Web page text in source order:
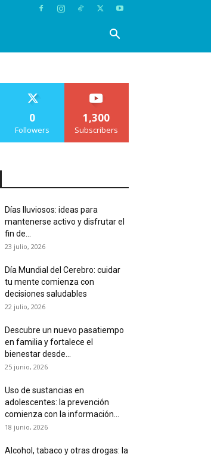
0
Followers
1,300
Subscribers
Días lluviosos: ideas para
mantenerse activo y disfrutar el
fin de...
23 julio, 2026
Día Mundial del Cerebro: cuidar
tu mente comienza con
decisiones saludables
22 julio, 2026
Descubre un nuevo pasatiempo
en familia y fortalece el
bienestar desde...
25 junio, 2026
Uso de sustancias en
adolescentes: la prevención
comienza con la información...
18 junio, 2026
Alcohol, tabaco y otras drogas: la